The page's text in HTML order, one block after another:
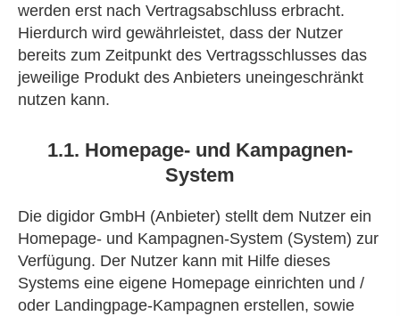
werden erst nach Vertragsabschluss erbracht.
Hierdurch wird gewährleistet, dass der Nutzer
bereits zum Zeitpunkt des Vertragsschlusses das
jeweilige Produkt des Anbieters uneingeschränkt
nutzen kann.
1.1. Homepage- und Kampagnen-
System
Die digidor GmbH (Anbieter) stellt dem Nutzer ein
Homepage- und Kampagnen-System (System) zur
Verfügung. Der Nutzer kann mit Hilfe dieses
Systems eine eigene Homepage einrichten und /
oder Landingpage-Kampagnen erstellen, sowie